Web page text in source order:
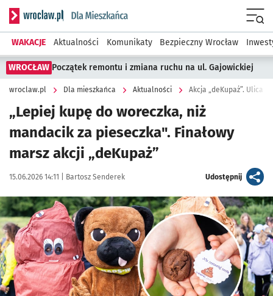
Serwis informacyjny wroclaw.pl podserwis: Dla mieszkańca
WAKACJE Aktualności Komunikaty Bezpieczny Wrocław
WROCŁAW Początek remontu i zmiana ruchu na ul. Gajowickiej
wroclaw.pl Dla mieszkańca Aktualności Akcja „deKupaż”.
„Lepiej kupę do woreczka, niż
mandacik za pieseczka". Finałowy
marsz akcji „deKupaż”
Data publikacji:
15.06.2026 14:11 | Autor:
Bartosz Senderek Udostępnijartykuł
Kliknij, aby zobaczyć galerię